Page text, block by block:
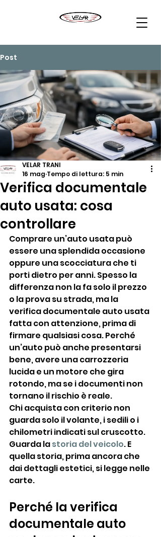
Post
Verifica documentale
auto usata: cosa
controllare
VELAR TRANI
16 mag Tempo di lettura: 5 min
Comprare un’auto usata può
essere una splendida occasione
oppure una scocciatura che ti
porti dietro per anni. Spesso la
differenza non la fa solo il prezzo
o la prova su strada, ma la
verifica documentale auto usata
fatta con attenzione, prima di
firmare qualsiasi cosa. Perché
un’auto può anche presentarsi
bene, avere una carrozzeria
lucida e un motore che gira
rotondo, ma se i documenti non
tornano il rischio è reale.
Chi acquista con criterio non
guarda solo il volante, i sedili o i
chilometri indicati sul cruscotto.
Guarda la storia del veicolo. E
quella storia, prima ancora che
dai dettagli estetici, si legge nelle
carte.
Perché la verifica
documentale auto